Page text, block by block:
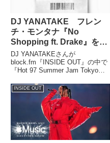
DJ YANATAKE フレン
チ・モンタナ『No
Shopping ft. Drake』を語
る
DJ YANATAKEさんが
block.fm『INSIDE OUT』の中で
『Hot 97 Summer Jam Tokyo』
最新曲『No Shopping ft. Drake』
を紹介していました。（DJ
INSIDE OUT